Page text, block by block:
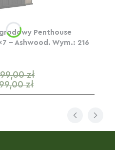
Penthouse
- Ashwood. Wym.: 216
zł
zł